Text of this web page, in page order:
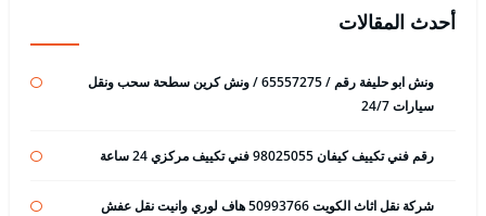
أحدث المقالات
ونش ابو حليفة رقم / 65557275 / ونش كرين سطحة سحب ونقل
سيارات 24/7
رقم فني تكييف كيفان 98025055 فني تكييف مركزي 24 ساعة
شركة نقل اثاث الكويت 50993766 هاف لوري وانيت نقل عفش